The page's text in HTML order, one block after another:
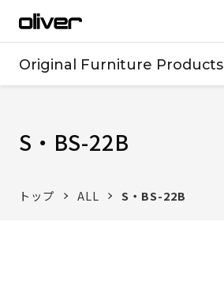
Original Furniture Products
S・BS-22B
トップ ALL S・BS-22B